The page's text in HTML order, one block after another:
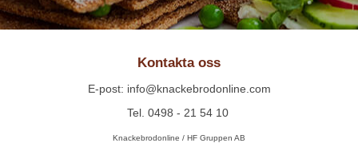
Kontakta oss
E-post: info@knackebrodonline.com
Tel. 0498 - 21 54 10
Knackebrodonline / HF Gruppen AB